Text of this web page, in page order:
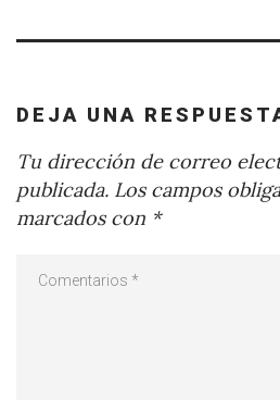
DEJA UNA
Tu dirección de correo
publicada. Los campos
marcados con *